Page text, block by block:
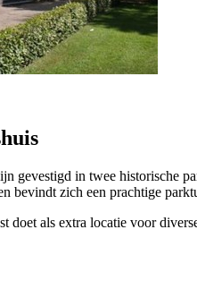
gevestigd in twee historische
bevindt zich een prachtige
doet als extra locatie voor